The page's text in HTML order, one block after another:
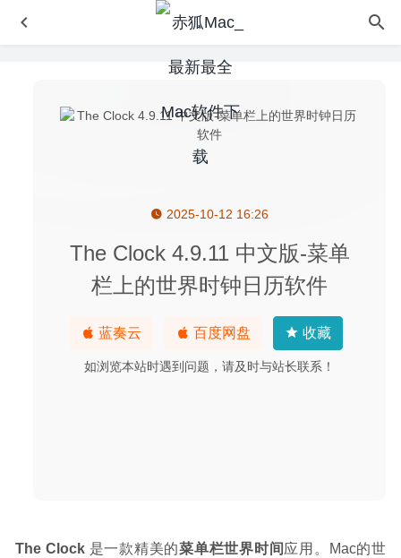
2025-10-12 16:26
The Clock 4.9.11 中文版-菜单
栏上的世界时钟日历软件
蓝奏云 百度网盘 收藏
如浏览本站时遇到问题，请及时与站长联系！
The Clock 是一款精美的菜单栏世界时间应用。Mac的世
Leech 3.2.1 – 轻量级下载管理器 2025-02-15
王国保卫战:复仇 1.16.1 中文版 – 口碑最好的经典塔防策略
JProfiler 11.1.2 for Mac- 超强的JAVA应用性能分析工具
Integrity Pro 9.8.5 破解版–网站死链清理及优化工具